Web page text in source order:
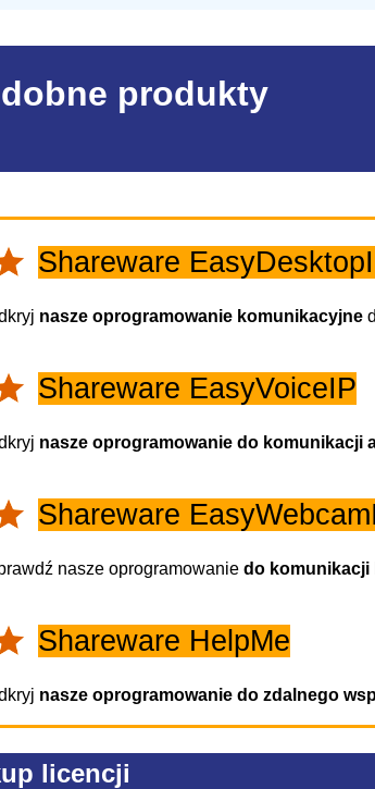
produkty
Shareware
nasze oprogramowanie komunikacyjne
Shareware EasyVoiceIP
nasze oprogramowanie do komunikacji
Shareware
nasze oprogramowanie do komunikacji
Shareware HelpMe
nasze oprogramowanie do zdalnego
licencji